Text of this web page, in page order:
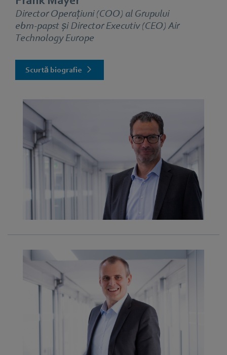
Director Operațiuni (COO) al Grupului
ebm‑papst și Director Executiv (CEO) Air
Technology Europe
Scurtă biografie